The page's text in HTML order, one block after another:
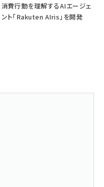
消費行動を理解するAIエージェ
ント「Rakuten AIris」を開発